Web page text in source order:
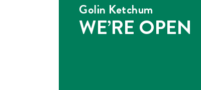
Golin Ketchum
WE’RE OPEN